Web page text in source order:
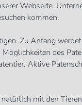
Webseite.
kommen.
Zu Anfang
des
Aktive
mit den